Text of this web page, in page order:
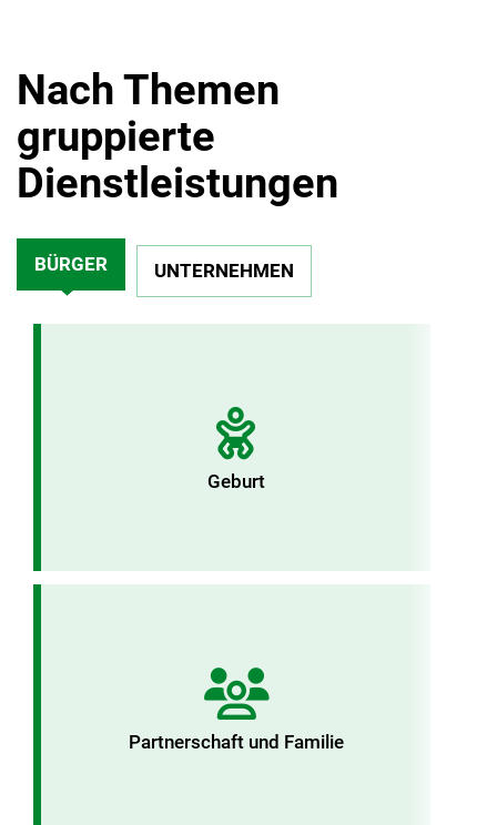
Nach Themen
gruppierte
Dienstleistungen
BÜRGER UNTERNEHMEN
Geburt
Partnerschaft und Familie